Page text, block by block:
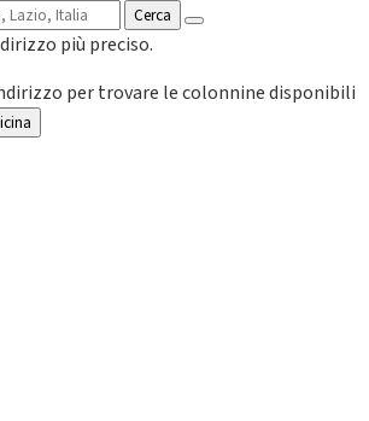
Cerca
più preciso.
per trovare le colonnine disponibili